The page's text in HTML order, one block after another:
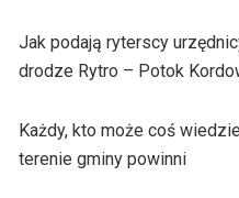
Jak podają ryterscy
drodze Rytro – Potok
Każdy, kto może coś
terenie gminy powinni